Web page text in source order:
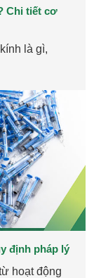
Chi tiết cơ
là gì,
định pháp lý
hoạt động